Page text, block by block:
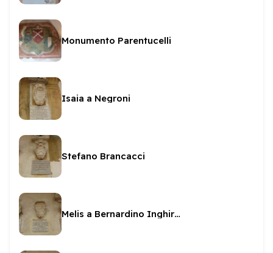
Monumento Parentucelli
Isaia a Negroni
Stefano Brancacci
Melis a Bernardino Inghirami